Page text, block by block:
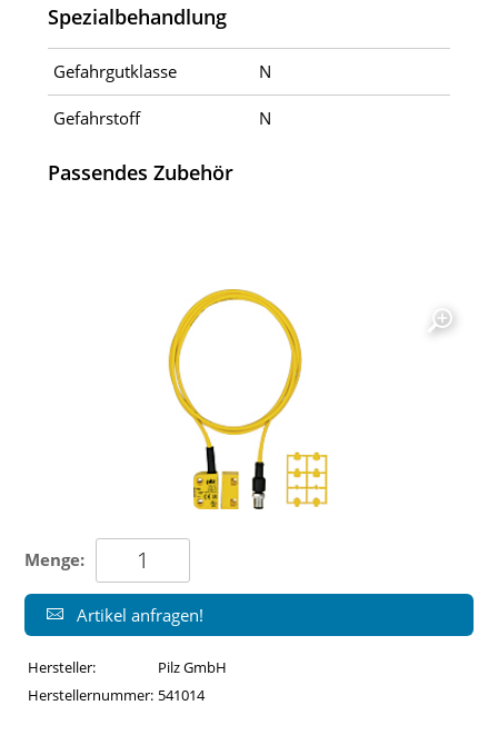
Spezialbehandlung
Gefahrgutklasse N
Gefahrstoff N
Passendes Zubehör
Menge:
Artikel anfragen!
Hersteller:
Pilz GmbH
Herstellernummer: 541014